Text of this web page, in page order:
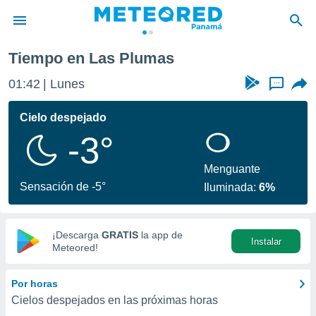
de
ha
calidad.
a este
las
y
digital
basada
Tiempo en Las Plumas
01:42 Lunes ...
Cielo despejado
-3°
Sensación de -5°
Menguante
Iluminada:6%
¡Descarga GRATIS la app de
Meteored!
Instalar
Por horas
Cielos despejados en las próximas horas